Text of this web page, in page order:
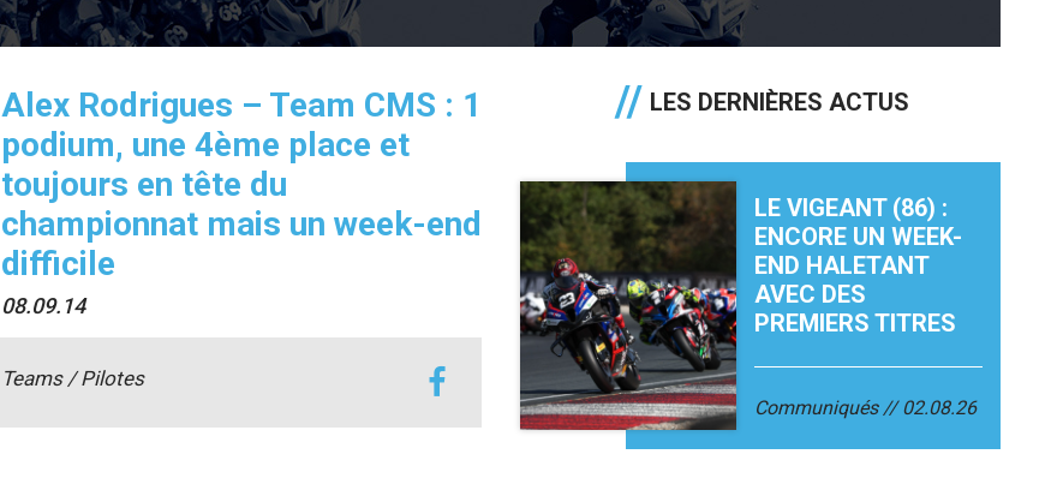
Alex Rodrigues – Team CMS : 1
podium, une 4ème place et
toujours en tête du
championnat mais un week-end
difficile
08.09.14
Teams / Pilotes
LES DERNIÈRES ACTUS
LE VIGEANT (86) :
ENCORE UN WEEK-
END HALETANT
AVEC DES
PREMIERS TITRES
Communiqués 02.08.26